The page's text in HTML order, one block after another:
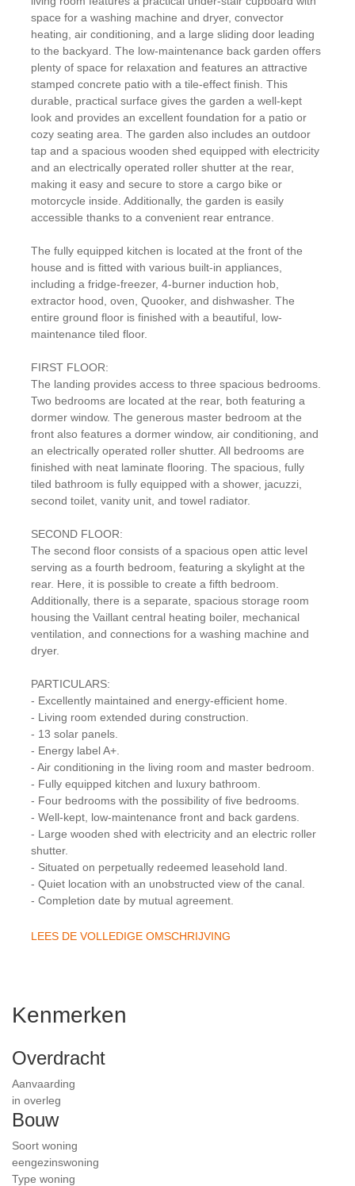
space for a washing machine and dryer, convector
heating, air conditioning, and a large sliding door leading
to the backyard. The low-maintenance back garden offers
plenty of space for relaxation and features an attractive
stamped concrete patio with a tile-effect finish. This
durable, practical surface gives the garden a well-kept
look and provides an excellent foundation for a patio or
cozy seating area. The garden also includes an outdoor
tap and a spacious wooden shed equipped with electricity
and an electrically operated roller shutter at the rear,
making it easy and secure to store a cargo bike or
motorcycle inside. Additionally, the garden is easily
accessible thanks to a convenient rear entrance.
The fully equipped kitchen is located at the front of the
house and is fitted with various built-in appliances,
including a fridge-freezer, 4-burner induction hob,
extractor hood, oven, Quooker, and dishwasher. The
entire ground floor is finished with a beautiful, low-
maintenance tiled floor.
FIRST FLOOR:
The landing provides access to three spacious bedrooms.
Two bedrooms are located at the rear, both featuring a
dormer window. The generous master bedroom at the
front also features a dormer window, air conditioning, and
an electrically operated roller shutter. All bedrooms are
finished with neat laminate flooring. The spacious, fully
tiled bathroom is fully equipped with a shower, jacuzzi,
second toilet, vanity unit, and towel radiator.
SECOND FLOOR:
The second floor consists of a spacious open attic level
serving as a fourth bedroom, featuring a skylight at the
rear. Here, it is possible to create a fifth bedroom.
Additionally, there is a separate, spacious storage room
housing the Vaillant central heating boiler, mechanical
ventilation, and connections for a washing machine and
dryer.
PARTICULARS:
- Excellently maintained and energy-efficient home.
- Living room extended during construction.
- 13 solar panels.
- Energy label A+.
- Air conditioning in the living room and master bedroom.
- Fully equipped kitchen and luxury bathroom.
- Four bedrooms with the possibility of five bedrooms.
- Well-kept, low-maintenance front and back gardens.
- Large wooden shed with electricity and an electric roller
shutter.
- Situated on perpetually redeemed leasehold land.
- Quiet location with an unobstructed view of the canal.
- Completion date by mutual agreement.
LEES DE VOLLEDIGE OMSCHRIJVING
Kenmerken
Overdracht
Aanvaarding
in overleg
Bouw
Soort woning
eengezinswoning
Type woning